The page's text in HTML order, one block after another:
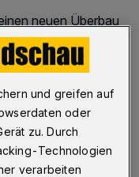
neuen Überbau
dahin wird die
für Autos
stimmt am 27.
Lesezeit
und greifen auf
oder
zu. Durch
Technologien
verarbeiten